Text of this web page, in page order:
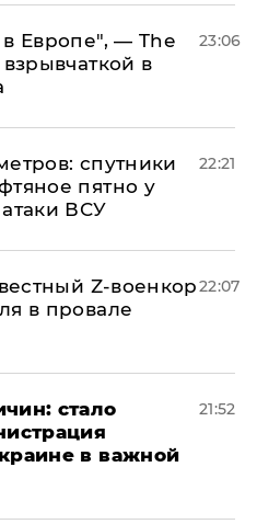
Европе", — The
в
23:06
спутники
пятно у
ВСУ
22:21
Z-военкор
в провале
22:07
стало
в важной
21:52